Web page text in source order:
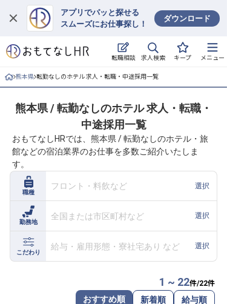
アプリでパッと探せる
スムーズにお仕事探し！
ダウンロード
転職相談 求人検索 キープ メニュー
ログイン
求人・施設を探す
就職・転職 合同説明会
おもてなしHRについて
ご利用の流れ
よくある質問
ホテル・宿泊業界情報コラム
転職サポートに申し込む
熊本県 転勤なしのホテル 求人・転職・中途採用一覧
熊本県 / 転勤なしのホテル 求人・転職・
中途採用一覧
おもてなしHRでは、熊本県 / 転勤なしのホテル・旅
館などの宿泊業界のお仕事を多数ご紹介いたしま
す。
職種
フロント・料飲など 選択
勤務地
全国または市区町村など 選択
こだわり
給与・雇用形態・寮社宅あり など 選択
1 ~ 22件/22件
おすすめ順 新着順 給与順